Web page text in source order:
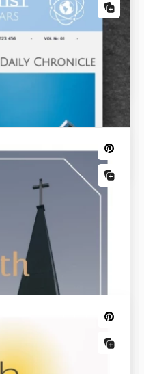
Vorlage
aufgeräumtes